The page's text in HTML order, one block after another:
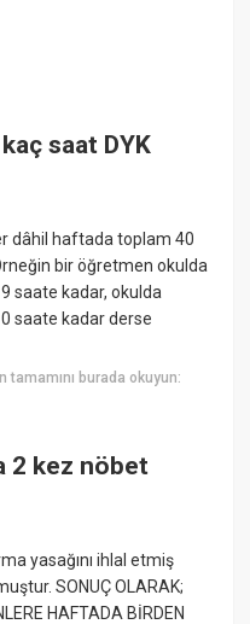
saat DYK
dâhil haftada toplam 40
bir öğretmen okulda
saate kadar, okulda
saate kadar derse
tamamını burada okuyun:
2 kez nöbet
yasağını ihlal etmiş
SONUÇ OLARAK;
HAFTADA BİRDEN